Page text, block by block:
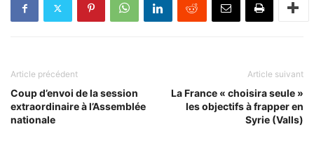
Article précédent
Coup d’envoi de la session
extraordinaire à l’Assemblée
nationale
Article suivant
La France « choisira seule »
les objectifs à frapper en
Syrie (Valls)